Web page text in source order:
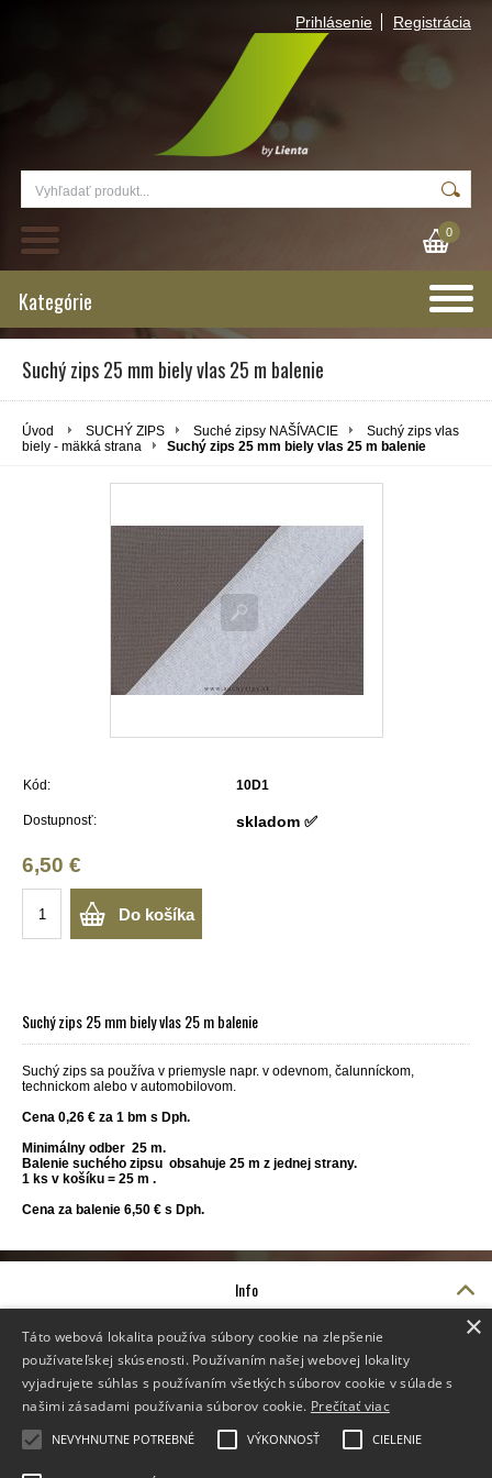
Prihlásenie Registrácia
0
Kategórie
Suchý zips 25 mm biely vlas 25 m balenie
Úvod SUCHÝ ZIPS Suché zipsy NAŠÍVACIE
Suchý zips vlas
biely - mäkká strana
Suchý zips 25 mm biely vlas 25 m balenie
Kód: 10D1
Dostupnosť: skladom ✅
6,50 €
Do košíka
Suchý zips 25 mm biely vlas 25 m balenie
Suchý zips sa používa v priemysle napr. v odevnom, čalunníckom,
technickom alebo v automobilovom.
Cena 0,26 € za 1 bm s Dph.
Minimálny odber 25 m.
Balenie suchého zipsu obsahuje 25 m z jednej strany.
1 ks v košíku = 25 m .
Cena za balenie 6,50 € s Dph.
Info
Video návody
Suchý zips CENA
Doprava
Doprava
Reklamačné podmienky
Kontakt
×
Táto webová lokalita používa súbory cookie na zlepšenie
používateľskej skúsenosti. Používaním našej webovej lokality
vyjadrujete súhlas s používaním všetkých súborov cookie v súlade s
našimi zásadami používania súborov cookie. Prečítať viac
NEVYHNUTNE POTREBNÉ VÝKONNOSŤ CIELENIE